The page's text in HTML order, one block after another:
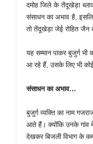
दमोह जिले के तेंदूखेड़ा
संसाधन का अभाव है,
तो तेंदूखेड़ा जेई रोहित जैन
यह सम्मान पाकर बुजुर्ग भी
आ रहे हैं, उसके लिए भी कोई
संसाधन का अभाव…
बुजुर्ग व्यक्ति का नाम
आते हैं। क्योंकि उनके गांव
देखकर बिजली विभाग के